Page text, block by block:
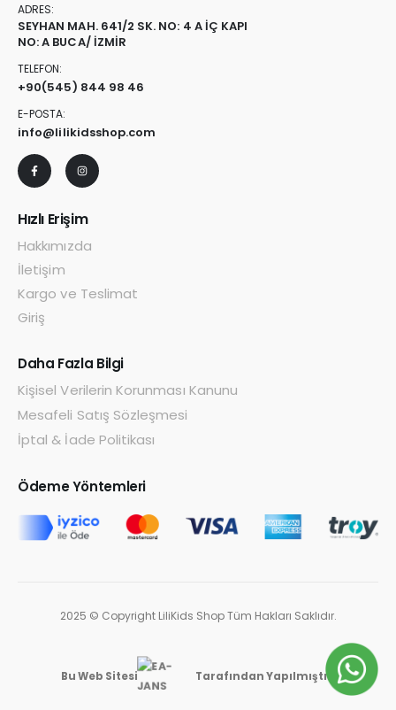
ADRES:
SEYHAN MAH. 641/2 SK. NO: 4 A İÇ KAPI
NO: A BUCA/ İZMİR
TELEFON:
+90(545) 844 98 46
E-POSTA:
info@lilikidsshop.com
Hızlı Erişim
Hakkımızda
İletişim
Kargo ve Teslimat
Giriş
Daha Fazla Bilgi
Kişisel Verilerin Korunması Kanunu
Mesafeli Satış Sözleşmesi
İptal & İade Politikası
Ödeme Yöntemleri
2025 © Copyright LiliKids Shop Tüm Hakları Saklıdır.
Bu Web Sitesi Tarafından Yapılmıştır.